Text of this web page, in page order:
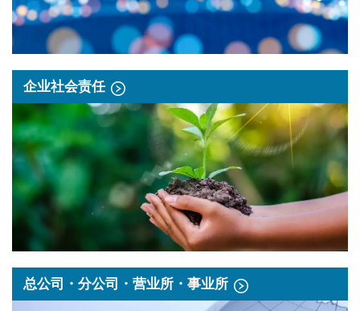
企业社会责任
总公司・分公司・营业所・事业所